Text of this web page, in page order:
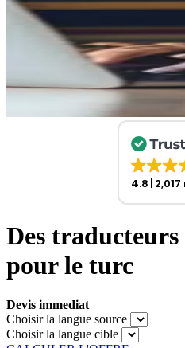
4.8
Des traducteurs
pour le turc
Devis immediat
Choisir la langue source
Choisir la langue cible